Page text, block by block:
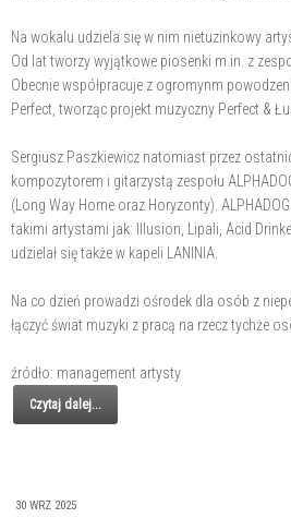
Na wokalu udziela się w nim nietuzinkowy
Od lat tworzy wyjątkowe piosenki m.in. z
Obecnie współpracuje z ogromynm
Perfect, tworząc projekt muzyczny Perfect &
Sergiusz Paszkiewicz natomiast przez
kompozytorem i gitarzystą zespołu
(Long Way Home oraz Horyzonty).
takimi artystami jak: Illusion, Lipali, Acid
udzielał się także w kapeli LANINIA.
Na co dzień prowadzi ośrodek dla osób z
łączyć świat muzyki z pracą na rzecz tychże
źródło: management artysty
Czytaj dalej...
30 WRZ 2025